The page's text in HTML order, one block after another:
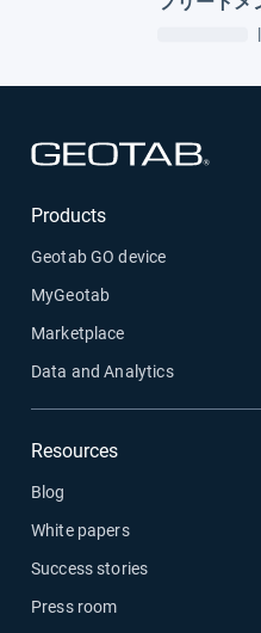
|
Products
Geotab GO device
MyGeotab
Marketplace
Data and Analytics
Resources
Blog
White papers
Success stories
Press room